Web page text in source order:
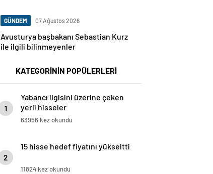
GÜNDEM 07 Ağustos 2026
Avusturya başbakanı Sebastian Kurz
ile ilgili bilinmeyenler
KATEGORİNİN POPÜLERLERİ
1
Yabancı ilgisini üzerine çeken
yerli hisseler
63956 kez okundu
2
15 hisse hedef fiyatını yükseltti
11824 kez okundu